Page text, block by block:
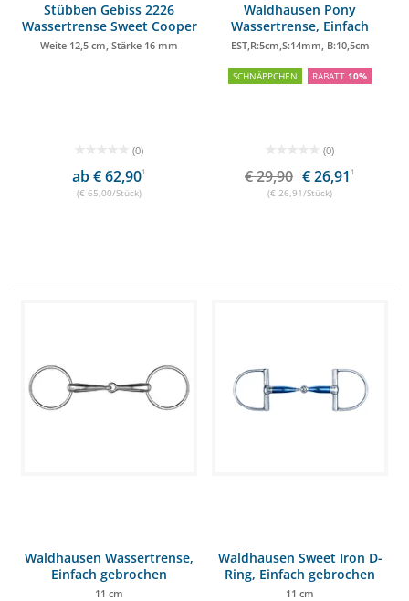
Stübben Gebiss 2226
Wassertrense Sweet Cooper
einfach gebrochen
Weite 12,5 cm, Stärke 16 mm
(0)
ab € 62,901
(€ 65,00/Stück)
Waldhausen Pony
Wassertrense, Einfach
gebrochen
EST,R:5cm,S:14mm, B:10,5cm
SCHNÄPPCHEN RABATT 10%
(0)
€ 29,90 € 26,91 1
(€ 26,91/Stück)
Waldhausen Wassertrense,
Einfach gebrochen
11 cm
Waldhausen Sweet Iron D-
Ring, Einfach gebrochen
11 cm